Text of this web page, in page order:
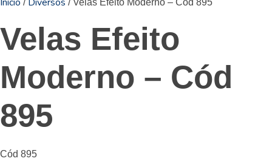
Velas Efeito
Moderno – Cód
895
Cód 895